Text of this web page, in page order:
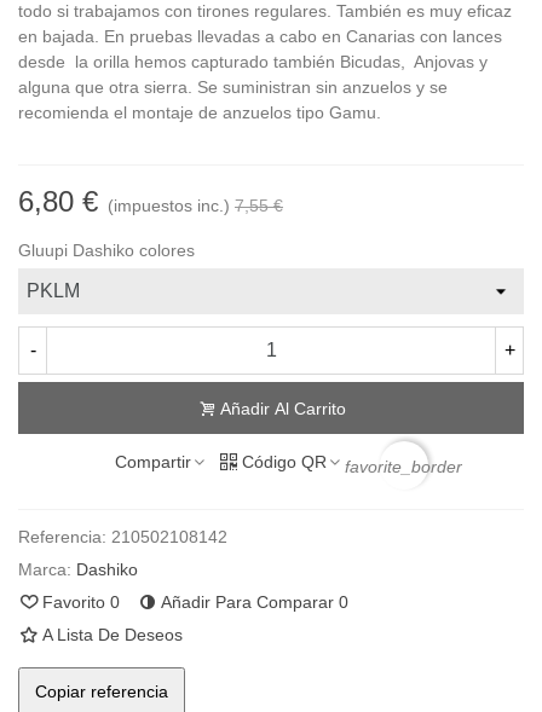
todo si trabajamos con tirones regulares. También es muy eficaz
en bajada. En pruebas llevadas a cabo en Canarias con lances
desde la orilla hemos capturado también Bicudas, Anjovas y
alguna que otra sierra. Se suministran sin anzuelos y se
recomienda el montaje de anzuelos tipo Gamu.
6,80 € (impuestos inc.) 7,55 €
Gluupi Dashiko colores
- +
Añadir Al Carrito
Compartir Código QR favorite_border
Referencia: 210502108142
Marca: Dashiko
Favorito 0 Añadir Para Comparar 0
A Lista De Deseos
Copiar referencia